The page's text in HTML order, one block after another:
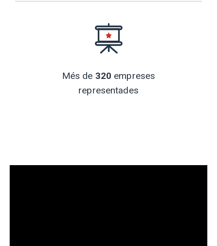
Més de 320 empreses
representades